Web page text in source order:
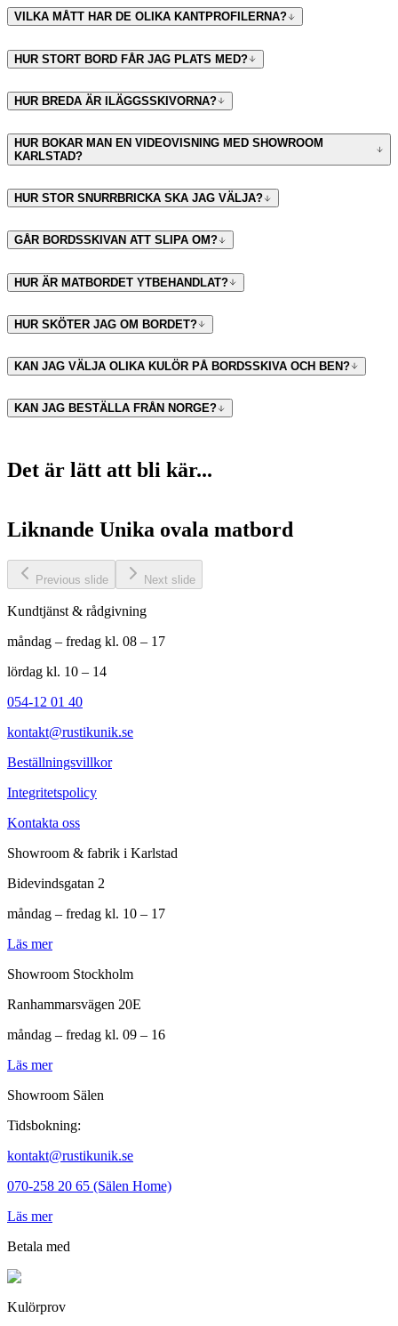
VILKA MÅTT HAR DE OLIKA KANTPROFILERNA?
HUR STORT BORD FÅR JAG PLATS MED?
HUR BREDA ÄR ILÄGGSSKIVORNA?
HUR BOKAR MAN EN VIDEOVISNING MED SHOWROOM
KARLSTAD?
HUR STOR SNURRBRICKA SKA JAG VÄLJA?
GÅR BORDSSKIVAN ATT SLIPA OM?
HUR ÄR MATBORDET YTBEHANDLAT?
HUR SKÖTER JAG OM BORDET?
KAN JAG VÄLJA OLIKA KULÖR PÅ BORDSSKIVA OCH BEN?
KAN JAG BESTÄLLA FRÅN NORGE?
Det är lätt att bli kär...
Liknande Unika ovala matbord
Previous slide Next slide
Kundtjänst & rådgivning
måndag – fredag kl. 08 – 17
lördag kl. 10 – 14
054-12 01 40
kontakt@rustikunik.se
Beställningsvillkor
Integritetspolicy
Kontakta oss
Showroom & fabrik i Karlstad
Bidevindsgatan 2
måndag – fredag kl. 10 – 17
Läs mer
Showroom Stockholm
Ranhammarsvägen 20E
måndag – fredag kl. 09 – 16
Läs mer
Showroom Sälen
Tidsbokning:
kontakt@rustikunik.se
070-258 20 65 (Sälen Home)
Läs mer
Betala med
Kulörprov